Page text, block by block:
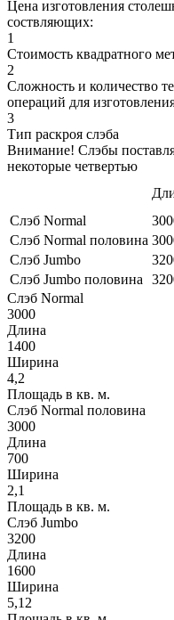
Цена изготовления
соствляющих:
1
Стоимость квадратного
2
Сложность и количество
операций для
3
Тип раскроя слэба
Внимание! Слэбы
некоторые четвертью
Слэб Normal
Слэб Normal половина
Слэб Jumbo
Слэб Jumbo половина
Слэб Normal
3000
Длина
1400
Ширина
4,2
Площадь в кв. м.
Слэб Normal половина
3000
Длина
700
Ширина
2,1
Площадь в кв. м.
Слэб Jumbo
3200
Длина
1600
Ширина
5,12